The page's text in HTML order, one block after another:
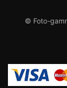
© Foto-